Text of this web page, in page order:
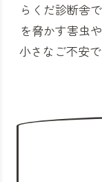
らくだ診断舎
を脅かす害虫
小さなご不安